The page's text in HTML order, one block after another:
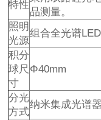
特性
品测量。
照明
光源
组合全光谱
积分
球尺
寸
Φ40mm
分光
方式
纳米集成光谱